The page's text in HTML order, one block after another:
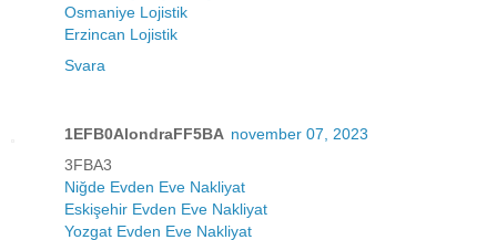
Osmaniye Lojistik
Erzincan Lojistik
Svara
1EFB0AlondraFF5BA november 07, 2023
3FBA3
Niğde Evden Eve Nakliyat
Eskişehir Evden Eve Nakliyat
Yozgat Evden Eve Nakliyat